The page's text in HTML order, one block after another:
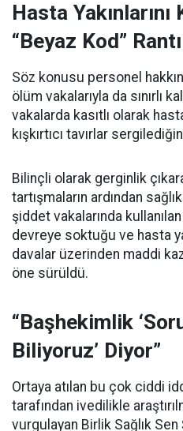
Hasta Yakınlarını
“Beyaz Kod”
Söz konusu personel
ölüm vakalarıyla da sınırlı
vakalarda kasıtlı olarak
kışkırtıcı tavırlar
Bilinçli olarak gerginlik
tartışmaların ardından
şiddet vakalarında
devreye soktuğu ve hasta
davalar üzerinden maddi
öne sürüldü.
“Başhekimlik
Biliyoruz’ Diyor”
Ortaya atılan bu çok ciddi
tarafından ivedilikle
vurgulayan Birlik Sağlık